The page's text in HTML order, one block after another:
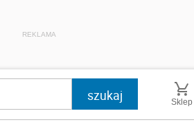
REKLAMA
Sklep